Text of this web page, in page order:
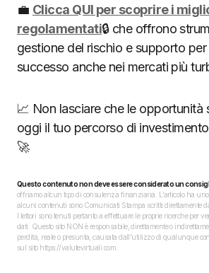
💼 Clicca QUI per scoprire i
regolamentati🔒 che offrono
gestione del rischio e supporto
successo anche nei mercati più
📈 Non lasciare che le opportunità
oggi il tuo percorso di
🚀
Questo contenuto non deve essere considerato un
offriamo alcun tipo di consulenza finanziaria. L’articolo ha
alcuni contenuti sono Comunicati Stampa scritti direttamente
I lettori sono tenuti pertanto a effettuare le proprie ricerche per
dati. Questo sito NON è responsabile, direttamente o
perdita, reale o presunta, causata dall'utilizzo di qualunque
sul sito https://valutevirtuali.com.